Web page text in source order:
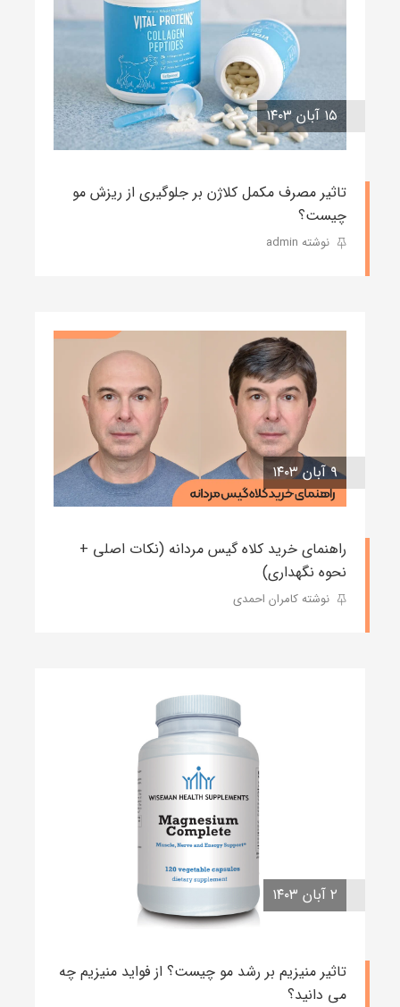
۱۵ آبان ۱۴۰۳
تاثیر مصرف مکمل کلاژن بر جلوگیری از ریزش مو
چیست؟
نوشته admin
۹ آبان ۱۴۰۳
راهنمای خرید کلاه گیس مردانه (نکات اصلی +
نحوه نگهداری)
نوشته کامران احمدی
۲ آبان ۱۴۰۳
تاثیر منیزیم بر رشد مو چیست؟ از فواید منیزیم چه
می دانید؟